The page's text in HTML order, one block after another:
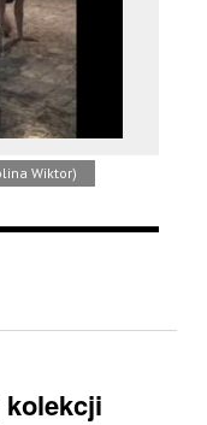
Wiktor)
kolekcji